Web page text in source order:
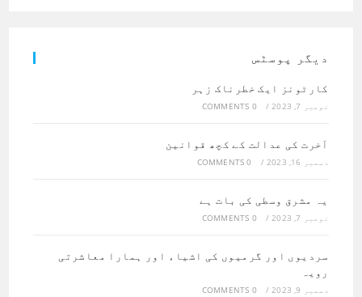
دیگر پوسٹس
کارٹونز ایک خطرناک زہر
نومبر 7, 2023 /
0 COMMENTS
آخرت کی عدالت کے کچھ قوانین
دسمبر 16, 2023 /
0 COMMENTS
یہ مشرق وسطی کی بات ہے
نومبر 7, 2023 /
0 COMMENTS
سردیوں اور گرمیوں کی اشیاء اور ہمارا معاشرتی
رویہ
دسمبر 9, 2023 /
0 COMMENTS